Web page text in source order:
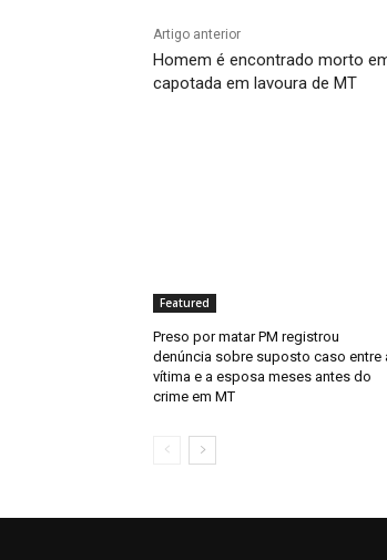
Artigo anterior
Homem é encontrado morto
capotada em lavoura de MT
Featured
Preso por matar PM registrou
denúncia sobre suposto caso entre
vítima e a esposa meses antes do
crime em MT